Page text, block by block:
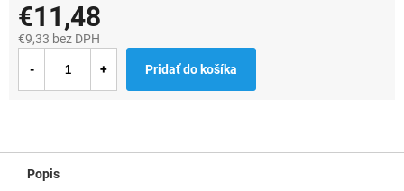
€11,48
€9,33 bez DPH
cena:
Pridať do košíka
Popis